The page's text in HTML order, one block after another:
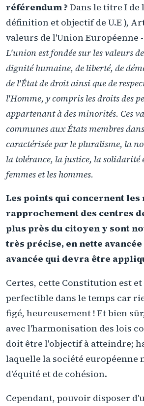
référendum ? Dans le titre I de
définition et objectif de U.E ),
valeurs de l'Union Européenne
L'union est fondée sur les valeurs
dignité humaine, de liberté, de
de l'État de droit ainsi que de
l'Homme, y compris les droits des
appartenant à des minorités. Ces
communes aux États membres
caractérisée par le pluralisme, la
la tolérance, la justice, la solidarité
femmes et les hommes.
Les points qui concernent
rapprochement des centres
plus près du citoyen y sont
très précise, en nette
avancée qui devra être
Certes, cette Constitution est
perfectible dans le temps car
figé, heureusement ! Et bien
avec l'harmonisation des lois
doit être l'objectif à atteindre;
laquelle la société européenne
d'équité et de cohésion.
Cependant, pouvoir disposer